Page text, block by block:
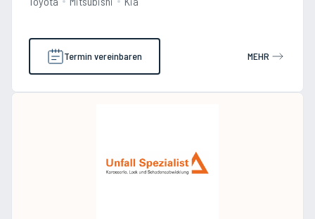
Termin vereinbaren MEHR